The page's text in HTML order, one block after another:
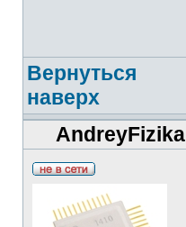
Вернуться
наверх
AndreyFizika